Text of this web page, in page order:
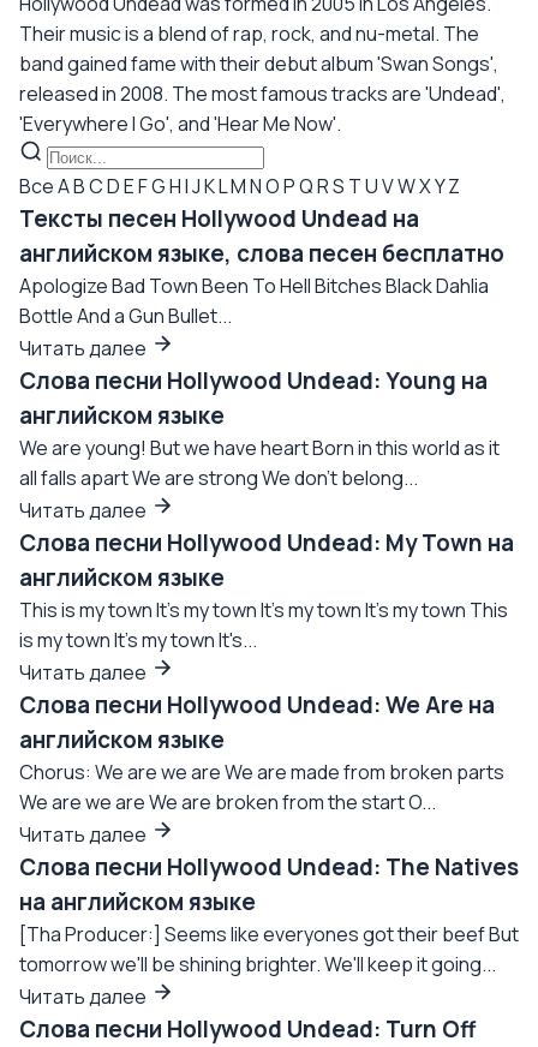
Their music is a blend of rap, rock, and nu-metal. The
band gained fame with their debut album 'Swan Songs',
released in 2008. The most famous tracks are 'Undead',
'Everywhere I Go', and 'Hear Me Now'.
ВсеABCDEFGHIJKLMNOPQRS TUVWXYZ
Тексты песен Hollywood Undead на
английском языке, слова песен бесплатно
Apologize Bad Town Been To Hell Bitches Black Dahlia
Bottle And a Gun Bullet...
Читать далее
Слова песни Hollywood Undead: Young на
английском языке
We are young! But we have heart Born in this world as it
all falls apart We are strong We don't belong...
Читать далее
Слова песни Hollywood Undead: My Town на
английском языке
This is my town It's my town It's my town It's my town This
is my town It's my town It's...
Читать далее
Слова песни Hollywood Undead: We Are на
английском языке
Chorus: We are we are We are made from broken parts
We are we are We are broken from the start O...
Читать далее
Слова песни Hollywood Undead: The Natives
на английском языке
[Tha Producer:] Seems like everyones got their beef But
tomorrow we'll be shining brighter. We'll keep it going...
Читать далее
Слова песни Hollywood Undead: Turn Off